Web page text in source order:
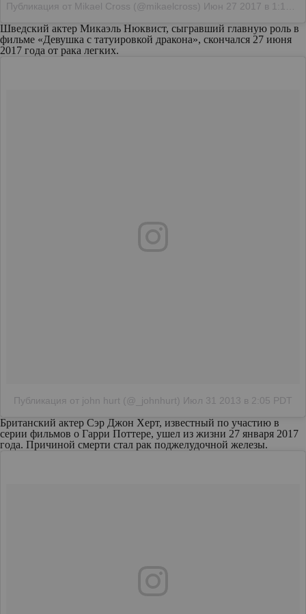
Публикация от Mikael Cross (@mikaelcross) Июн 27 2017 в 1:19 PDT
Шведский актер Микаэль Нюквист, сыгравший главную роль в
фильме «Девушка с татуировкой дракона», скончался 27 июня
2017 года от рака легких.
Публикация от john hurt (@_johnhurt) Июл 31 2013 в 2:05 PDT
Британский актер Сэр Джон Херт, известный по участию в
серии фильмов о Гарри Поттере, ушел из жизни 27 января 2017
года. Причиной смерти стал рак поджелудочной железы.